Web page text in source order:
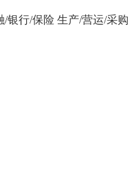
/银行/保险 生产/营运/采